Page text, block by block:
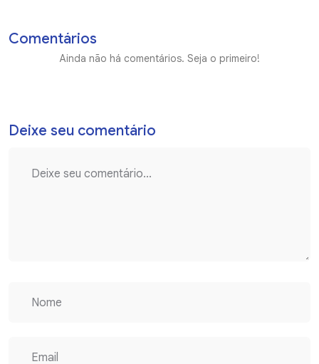
Comentários
Ainda não há comentários. Seja o primeiro!
Deixe seu comentário